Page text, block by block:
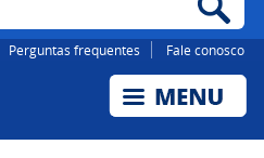
Perguntas frequentes Fale conosco